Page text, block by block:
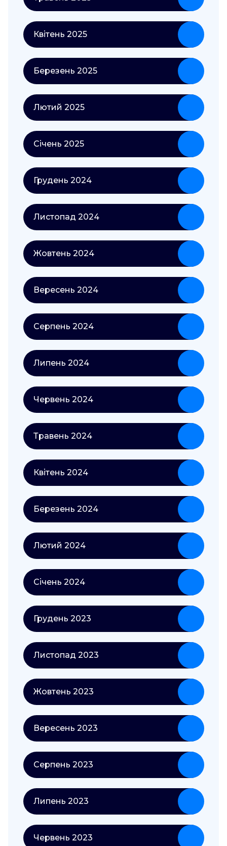
Квітень 2025
Березень 2025
Лютий 2025
Січень 2025
Грудень 2024
Листопад 2024
Жовтень 2024
Вересень 2024
Серпень 2024
Липень 2024
Червень 2024
Травень 2024
Квітень 2024
Березень 2024
Лютий 2024
Січень 2024
Грудень 2023
Листопад 2023
Жовтень 2023
Вересень 2023
Серпень 2023
Липень 2023
Червень 2023